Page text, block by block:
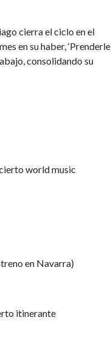
cierra el ciclo en el
en su haber, ‘Prenderle
consolidando su
world music
en Navarra)
itinerante